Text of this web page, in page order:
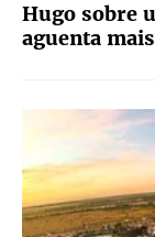
Hugo sobre
aguenta